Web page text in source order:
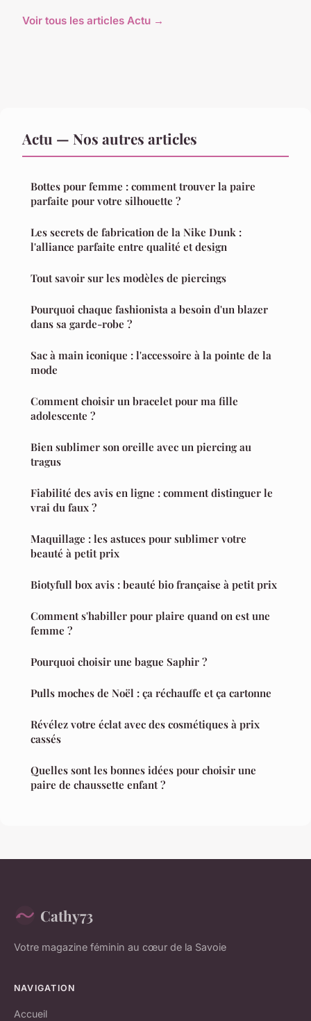
Voir tous les articles Actu →
Actu — Nos autres articles
Bottes pour femme : comment trouver la paire
parfaite pour votre silhouette ?
Les secrets de fabrication de la Nike Dunk :
l'alliance parfaite entre qualité et design
Tout savoir sur les modèles de piercings
Pourquoi chaque fashionista a besoin d'un blazer
dans sa garde-robe ?
Sac à main iconique : l'accessoire à la pointe de la
mode
Comment choisir un bracelet pour ma fille
adolescente ?
Bien sublimer son oreille avec un piercing au
tragus
Fiabilité des avis en ligne : comment distinguer le
vrai du faux ?
Maquillage : les astuces pour sublimer votre
beauté à petit prix
Biotyfull box avis : beauté bio française à petit prix
Comment s'habiller pour plaire quand on est une
femme ?
Pourquoi choisir une bague Saphir ?
Pulls moches de Noël : ça réchauffe et ça cartonne
Révélez votre éclat avec des cosmétiques à prix
cassés
Quelles sont les bonnes idées pour choisir une
paire de chaussette enfant ?
Cathy73
Votre magazine féminin au cœur de la Savoie
NAVIGATION
Accueil